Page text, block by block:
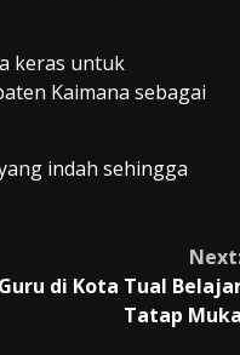
keras untuk
Kaimana sebagai
indah sehingga
di Kota Tual
Tatap Muka